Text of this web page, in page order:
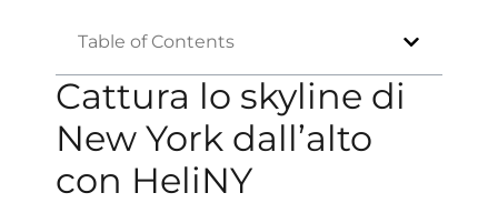
Table of Contents
Cattura lo skyline di
New York dall’alto
con HeliNY